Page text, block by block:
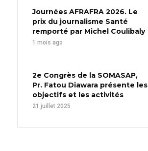
Journées AFRAFRA 2026. Le
prix du journalisme Santé
remporté par Michel Coulibaly
1 mois ago
2e Congrès de la SOMASAP,
Pr. Fatou Diawara présente les
objectifs et les activités
21 juillet 2025